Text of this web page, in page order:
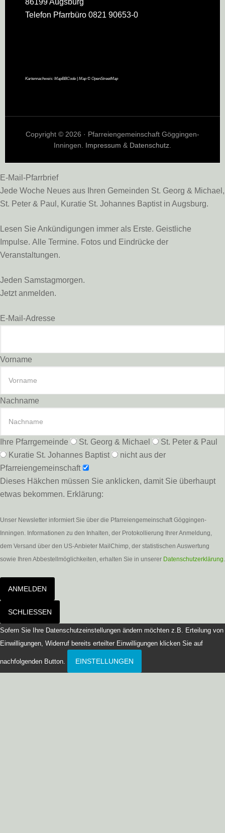
86199 Augsburg
Telefon Pfarrbüro 0821 90653-0
Kartennachweis: MapBBCode| Map © OpenStreetMap
Copyright © 2026 · Pfarreiengemeinschaft Göggingen-
Inningen. Impressum & Datenschutz.
E-Mail-Pfarrbrief
Jede Woche Neues aus Ihren Gemeinden St. Georg & Michael,
St. Peter & Paul, Kuratie St. Johannes Baptist in Augsburg.
Lesen Sie Ankündigungen immer als Erste. Geistliche
Impulse. Alle Termine. Fotos und Eindrücke der
Veranstaltungen.
Jeden Samstagmorgen.
Jetzt anmelden.
E-Mail-Adresse
Vorname
Nachname
Ihre Pfarrgemeinde St. Georg & Michael
St. Peter & Paul
Kuratie St. Johannes Baptist
nicht aus der
Pfarreiengemeinschaft
Dieses Häkchen müssen Sie anklicken, damit Sie überhaupt
etwas bekommen. Erklärung:
Unser Newsletter informiert Sie über die Pfarreiengemeinschaft Göggingen-
Inningen. Informationen zu den Inhalten, der Protokollierung Ihrer Anmeldung,
dem Versand über den US-Anbieter MailChimp, der statistischen Auswertung
sowie Ihren Abbestellmöglichkeiten, erhalten Sie in unserer Datenschutzerklärung.
ANMELDEN
SCHLIESSEN
Sofern Sie Ihre Datenschutzeinstellungen ändern möchten z.B. Erteilung von
Einwilligungen, Widerruf bereits erteilter Einwilligungen klicken Sie auf
nachfolgenden Button. EINSTELLUNGEN